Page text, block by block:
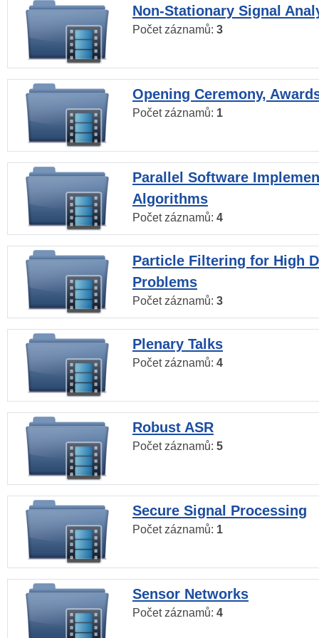
Non-Stationary Signal
Počet záznamů: 3
Opening Ceremony,
Počet záznamů: 1
Parallel Software
Algorithms
Počet záznamů: 4
Particle Filtering for High
Problems
Počet záznamů: 3
Plenary Talks
Počet záznamů: 4
Robust ASR
Počet záznamů: 5
Secure Signal Processing
Počet záznamů: 1
Sensor Networks
Počet záznamů: 4